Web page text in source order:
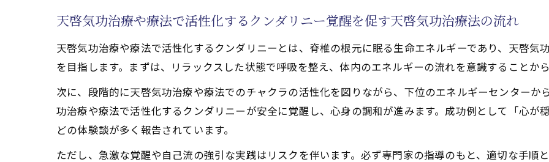
天啓気功治療や療法でのチャクラ活性化で人生がどう変わるのか
人生の扉を開く天啓気功治療法の魅力
運命開花と病気快癒を同時に目指す魅力とは
天啓気功治療や療法で活性化するクンダリニー覚醒を促す天啓気功治療法の流れ
天啓気功治療や療法で活性化するクンダリニーとは、脊椎の根元に眠る生命エネルギーであり、天啓気
を目指します。まずは、リラックスした状態で呼吸を整え、体内のエネルギーの流れを意識することから
次に、段階的に天啓気功治療や療法でのチャクラの活性化を図りながら、下位のエネルギーセンターか
功治療や療法で活性化するクンダリニーが安全に覚醒し、心身の調和が進みます。成功例として「心が
どの体験談が多く報告されています。
ただし、急激な覚醒や自己流の強引な実践はリスクを伴います。必ず専門家の指導のもと、適切な手順